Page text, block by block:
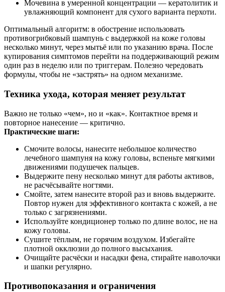
Мочевина в умеренной концентрации — кератолитик и
увлажняющий компонент для сухого варианта перхоти.
Оптимальный алгоритм: в обострение использовать
противогрибковый шампунь с выдержкой на коже головы
несколько минут, через мытьё или по указанию врача. После
купирования симптомов перейти на поддерживающий режим
один раз в неделю или по триггерам. Полезно чередовать
формулы, чтобы не «застрять» на одном механизме.
Техника ухода, которая меняет результат
Важно не только «чем», но и «как». Контактное время и
повторное нанесение — критично.
Практические шаги:
Смочите волосы, нанесите небольшое количество
лечебного шампуня на кожу головы, вспеньте мягкими
движениями подушечек пальцев.
Выдержите пену несколько минут для работы активов,
не расчёсывайте ногтями.
Смойте, затем нанесите второй раз и вновь выдержите.
Повтор нужен для эффективного контакта с кожей, а не
только с загрязнениями.
Используйте кондиционер только по длине волос, не на
кожу головы.
Сушите тёплым, не горячим воздухом. Избегайте
плотной окклюзии до полного высыхания.
Очищайте расчёски и насадки фена, стирайте наволочки
и шапки регулярно.
Противопоказания и ограничения